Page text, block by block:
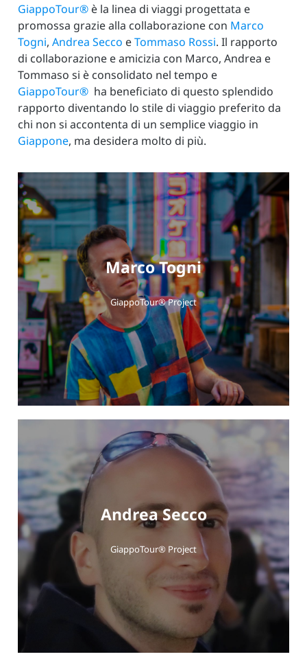
GiappoTour® è la linea di viaggi progettata e
promossa grazie alla collaborazione con Marco
Togni, Andrea Secco eTommaso Rossi. Il rapporto
di collaborazione e amicizia con Marco, Andrea e
Tommaso si è consolidato nel tempo e
GiappoTour® ha beneficiato di questo splendido
rapporto diventando lo stile di viaggio preferito da
chi non si accontenta di un semplice viaggio in
Giappone, ma desidera molto di più.
Marco Togni
GiappoTour® Project
Andrea Secco
GiappoTour® Project